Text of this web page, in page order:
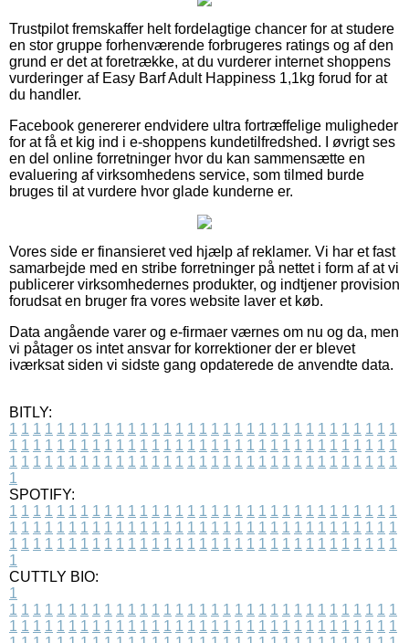
Trustpilot fremskaffer helt fordelagtige chancer for at studere
en stor gruppe forhenværende forbrugeres ratings og af den
grund er det at foretrække, at du vurderer internet shoppens
vurderinger af Easy Barf Adult Happiness 1,1kg forud for at
du handler.
Facebook genererer endvidere ultra fortræffelige muligheder
for at få et kig ind i e-shoppens kundetilfredshed. I øvrigt ses
en del online forretninger hvor du kan sammensætte en
evaluering af virksomhedens service, som tilmed burde
bruges til at vurdere hvor glade kunderne er.
Vores side er finansieret ved hjælp af reklamer. Vi har et fast
samarbejde med en stribe forretninger på nettet i form af at vi
publicerer virksomhedernes produkter, og indtjener provision
forudsat en bruger fra vores website laver et køb.
Data angående varer og e-firmaer værnes om nu og da, men
vi påtager os intet ansvar for korrektioner der er blevet
iværksat siden vi sidste gang opdaterede de anvendte data.
BITLY:
1 1 1 1 1 1 1 1 1 1 1 1 1 1 1 1 1 1 1 1 1 1 1 1 1 1 1 1 1 1 1 1 1
1 1 1 1 1 1 1 1 1 1 1 1 1 1 1 1 1 1 1 1 1 1 1 1 1 1 1 1 1 1 1 1 1
1 1 1 1 1 1 1 1 1 1 1 1 1 1 1 1 1 1 1 1 1 1 1 1 1 1 1 1 1 1 1 1 1
1
SPOTIFY:
1 1 1 1 1 1 1 1 1 1 1 1 1 1 1 1 1 1 1 1 1 1 1 1 1 1 1 1 1 1 1 1 1
1 1 1 1 1 1 1 1 1 1 1 1 1 1 1 1 1 1 1 1 1 1 1 1 1 1 1 1 1 1 1 1 1
1 1 1 1 1 1 1 1 1 1 1 1 1 1 1 1 1 1 1 1 1 1 1 1 1 1 1 1 1 1 1 1 1
1
CUTTLY BIO:
1
1 1 1 1 1 1 1 1 1 1 1 1 1 1 1 1 1 1 1 1 1 1 1 1 1 1 1 1 1 1 1 1 1
1 1 1 1 1 1 1 1 1 1 1 1 1 1 1 1 1 1 1 1 1 1 1 1 1 1 1 1 1 1 1 1 1